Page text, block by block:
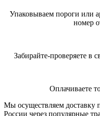
Упаковываем пороги или
номер
Забирайте-проверяете в
Оплачиваете
Мы осуществляем доставку
России через популярные